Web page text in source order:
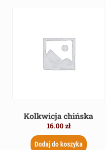
Kolkwicja chińska
16.00zł
Dodaj do koszyka